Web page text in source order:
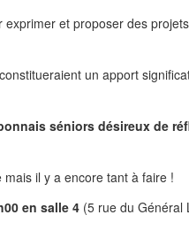
et proposer des
un apport
séniors désireux de
il y a encore tant à faire !
en salle 4 (5 rue du Général